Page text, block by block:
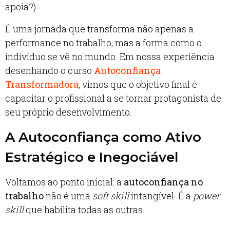
apoia?).
É uma jornada que transforma não apenas a
performance no trabalho, mas a forma como o
indivíduo se vê no mundo. Em nossa experiência
desenhando o curso Autoconfiança
Transformadora, vimos que o objetivo final é
capacitar o profissional a se tornar protagonista de
seu próprio desenvolvimento.
A Autoconfiança como Ativo
Estratégico e Inegociável
Voltamos ao ponto inicial: a autoconfiança no
trabalhonão é uma soft skillintangível. É a power
skillque habilita todas as outras.